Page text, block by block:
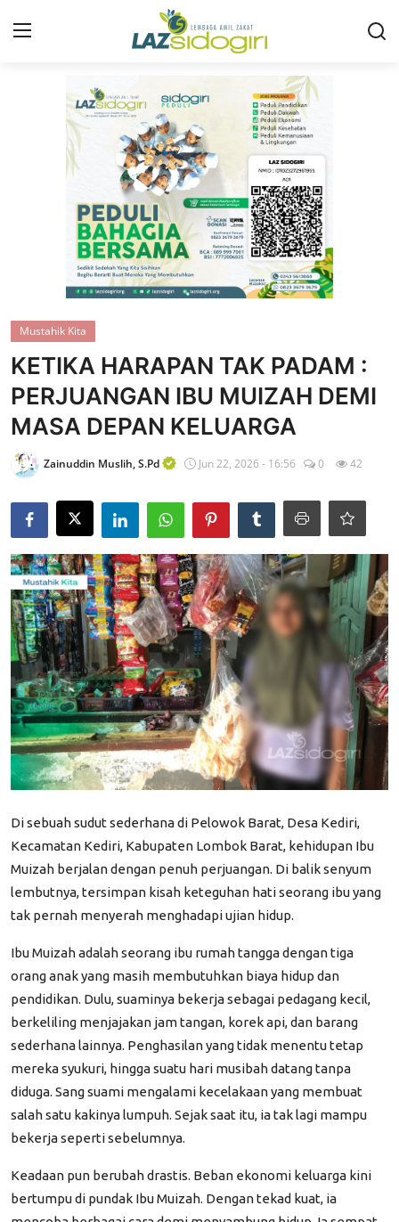
Masuk Daftar
Konsultasi ZIS
Publikasi
Edukasi ZIS
Contact
Majalah
Gallery
Donasi
Mustahik Kita
KETIKA HARAPAN TAK PADAM :
PERJUANGAN IBU MUIZAH DEMI
MASA DEPAN KELUARGA
Zainuddin Muslih, S.Pd Jun 22, 2026 - 16:56 0 42
Di sebuah sudut sederhana di Pelowok Barat, Desa Kediri,
Kecamatan Kediri, Kabupaten Lombok Barat, kehidupan Ibu
Muizah berjalan dengan penuh perjuangan. Di balik senyum
lembutnya, tersimpan kisah keteguhan hati seorang ibu yang
tak pernah menyerah menghadapi ujian hidup.
Ibu Muizah adalah seorang ibu rumah tangga dengan tiga
orang anak yang masih membutuhkan biaya hidup dan
pendidikan. Dulu, suaminya bekerja sebagai pedagang kecil,
berkeliling menjajakan jam tangan, korek api, dan barang
sederhana lainnya. Penghasilan yang tidak menentu tetap
mereka syukuri, hingga suatu hari musibah datang tanpa
diduga. Sang suami mengalami kecelakaan yang membuat
salah satu kakinya lumpuh. Sejak saat itu, ia tak lagi mampu
bekerja seperti sebelumnya.
Keadaan pun berubah drastis. Beban ekonomi keluarga kini
bertumpu di pundak Ibu Muizah. Dengan tekad kuat, ia